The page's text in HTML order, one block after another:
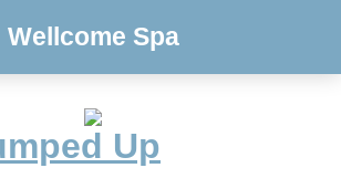
Wellcome Spa
Up